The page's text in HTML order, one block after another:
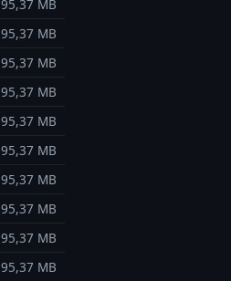
95,37 MB
95,37 MB
95,37 MB
95,37 MB
95,37 MB
95,37 MB
95,37 MB
95,37 MB
95,37 MB
95,37 MB